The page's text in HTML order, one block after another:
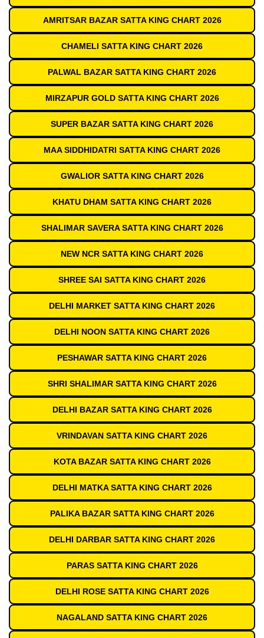
AMRITSAR BAZAR SATTA KING CHART 2026
CHAMELI SATTA KING CHART 2026
PALWAL BAZAR SATTA KING CHART 2026
MIRZAPUR GOLD SATTA KING CHART 2026
SUPER BAZAR SATTA KING CHART 2026
MAA SIDDHIDATRI SATTA KING CHART 2026
GWALIOR SATTA KING CHART 2026
KHATU DHAM SATTA KING CHART 2026
SHALIMAR SAVERA SATTA KING CHART 2026
NEW NCR SATTA KING CHART 2026
SHREE SAI SATTA KING CHART 2026
DELHI MARKET SATTA KING CHART 2026
DELHI NOON SATTA KING CHART 2026
PESHAWAR SATTA KING CHART 2026
SHRI SHALIMAR SATTA KING CHART 2026
DELHI BAZAR SATTA KING CHART 2026
VRINDAVAN SATTA KING CHART 2026
KOTA BAZAR SATTA KING CHART 2026
DELHI MATKA SATTA KING CHART 2026
PALIKA BAZAR SATTA KING CHART 2026
DELHI DARBAR SATTA KING CHART 2026
PARAS SATTA KING CHART 2026
DELHI ROSE SATTA KING CHART 2026
NAGALAND SATTA KING CHART 2026